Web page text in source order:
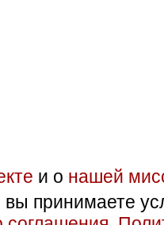
и о нашей
принимаете